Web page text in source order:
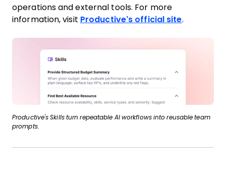
Productive's Skills turn repeatable AI workflows into reusable team
prompts.
operations and external tools. For more
information, visit Productive’s official site.